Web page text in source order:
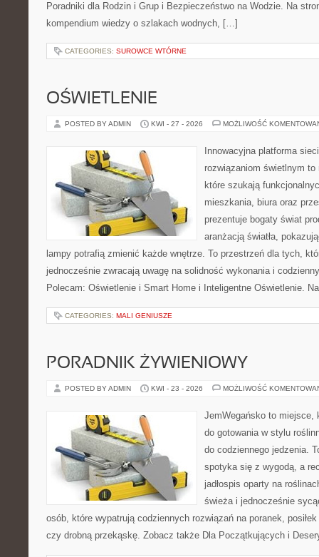
Poradniki dla Rodzin i Grup i Bezpieczeństwo na Wodzie. Na
kompendium wiedzy o szlakach wodnych, […]
CATEGORIES: SUROWCE WTÓRNE
OŚWIETLENIE
POSTED BY ADMIN KWI - 27 - 2026 MOŻLIWOŚĆ
Innowacyjna platforma
rozwiązaniom świetlnym
które szukają
mieszkania, biura oraz
prezentuje bogaty świat
aranżacją światła,
lampy potrafią zmienić każde wnętrze. To przestrzeń dla tych,
jednocześnie zwracają uwagę na solidność wykonania i
Polecam: Oświetlenie i Smart Home i Inteligentne Oświetlenie.
CATEGORIES: MALI GENIUSZE
PORADNIK ŻYWIENIOWY
POSTED BY ADMIN KWI - 23 - 2026 MOŻLIWOŚĆ
JemWegańsko to miejsce,
do gotowania w stylu
do codziennego jedzenia.
spotyka się z wygodą, a
jadłospis oparty na
świeża i jednocześnie
osób, które wypatrują codziennych rozwiązań na poranek,
czy drobną przekąskę. Zobacz także Dla Początkujących i